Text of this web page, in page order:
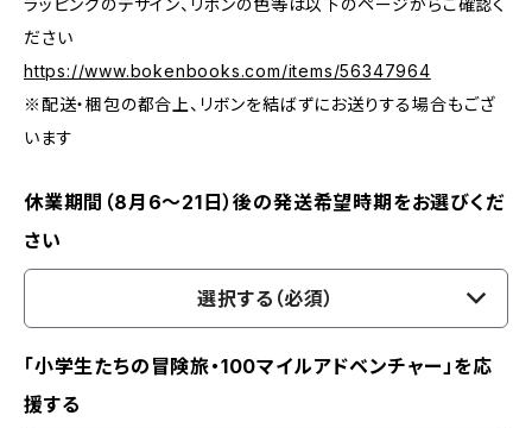
ラッピングのデザイン、リボンの色等は以下のページからご確認く
ださい
https://www.bokenbooks.com/items/56347964
※配送・梱包の都合上、リボンを結ばずにお送りする場合もござ
います
休業期間（8月6〜21日）後の発送希望時期をお選びくだ
さい
選択する（必須）
「小学生たちの冒険旅・100マイルアドベンチャー」を応
援する